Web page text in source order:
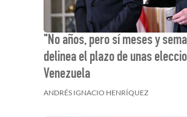
"No años, pero sí meses y
delinea el plazo de unas
Venezuela
ANDRÉS IGNACIO HENRÍQUEZ